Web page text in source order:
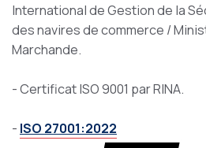
International de Gestion de la
des navires de commerce /
Marchande.
- Certificat ISO 9001 par RINA.
- ISO 27001:2022